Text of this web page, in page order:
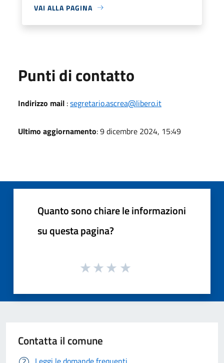
VAI ALLA PAGINA
Punti di contatto
Indirizzo mail :segretario.ascrea@libero.it
Ultimo aggiornamento: 9 dicembre 2024, 15:49
Quanto sono chiare le informazioni
su questa pagina?
Contatta il comune